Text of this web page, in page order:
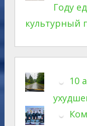
Году
культурный
10